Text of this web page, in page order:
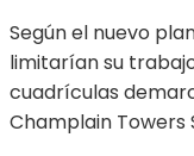
Según el nuevo
limitarían su
cuadrículas
Champlain Towers